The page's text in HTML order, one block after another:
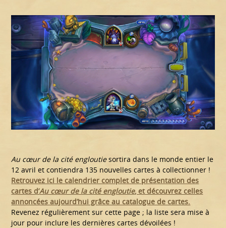
Au cœur de la cité engloutiesortira dans le monde entier le
12 avril et contiendra 135 nouvelles cartes à collectionner !
Retrouvez ici le calendrier complet de présentation des
cartes d’Au cœur de la cité engloutie, et découvrez celles
annoncées aujourd’hui grâce au catalogue de cartes.
Revenez régulièrement sur cette page ; la liste sera mise à
jour pour inclure les dernières cartes dévoilées !